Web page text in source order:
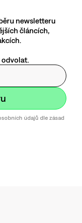
newsletteru
článcích,
odvolat.
údajů dle zásad